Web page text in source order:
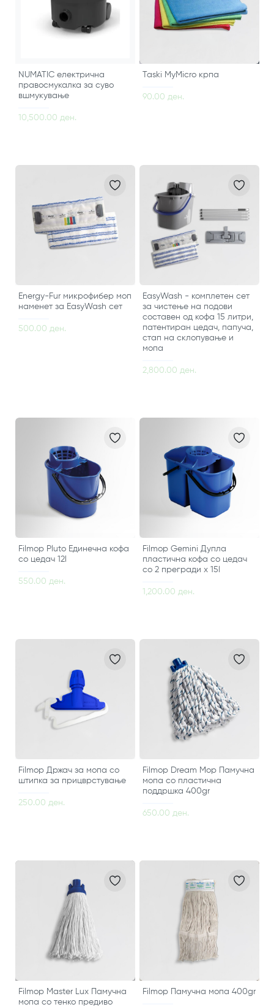
NUMATIC електрична
правосмукалка за суво
вшмукување
10,500.00 ден.
Taski MyMicro крпа
90.00 ден.
Energy-Fur микрофибер моп
наменет за EasyWash сет
500.00 ден.
EasyWash - комплетен сет
за чистење на подови
составен од кофа 15 литри,
патентиран цедач, папуча,
стап на склопување и
мопа
2,800.00 ден.
Filmop Pluto Единечна кофа
со цедач 12l
550.00 ден.
Filmop Gemini Дупла
пластична кофа со цедач
со 2 прегради х 15l
1,200.00 ден.
Filmop Држач за мопа со
штипка за прицврстување
250.00 ден.
Filmop Dream Mop Памучна
мопа со пластична
поддршка 400gr
650.00 ден.
Filmop Master Lux Памучна
мопа со тенко предиво
Filmop Памучна мопа 400gr